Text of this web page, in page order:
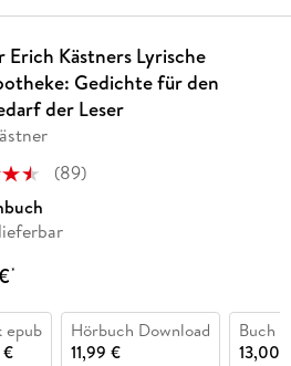
Kästners Lyrische
Gedichte für den
der Leser
(89)
*
epub
Hörbuch Download
11,99 €
Buch
13,00